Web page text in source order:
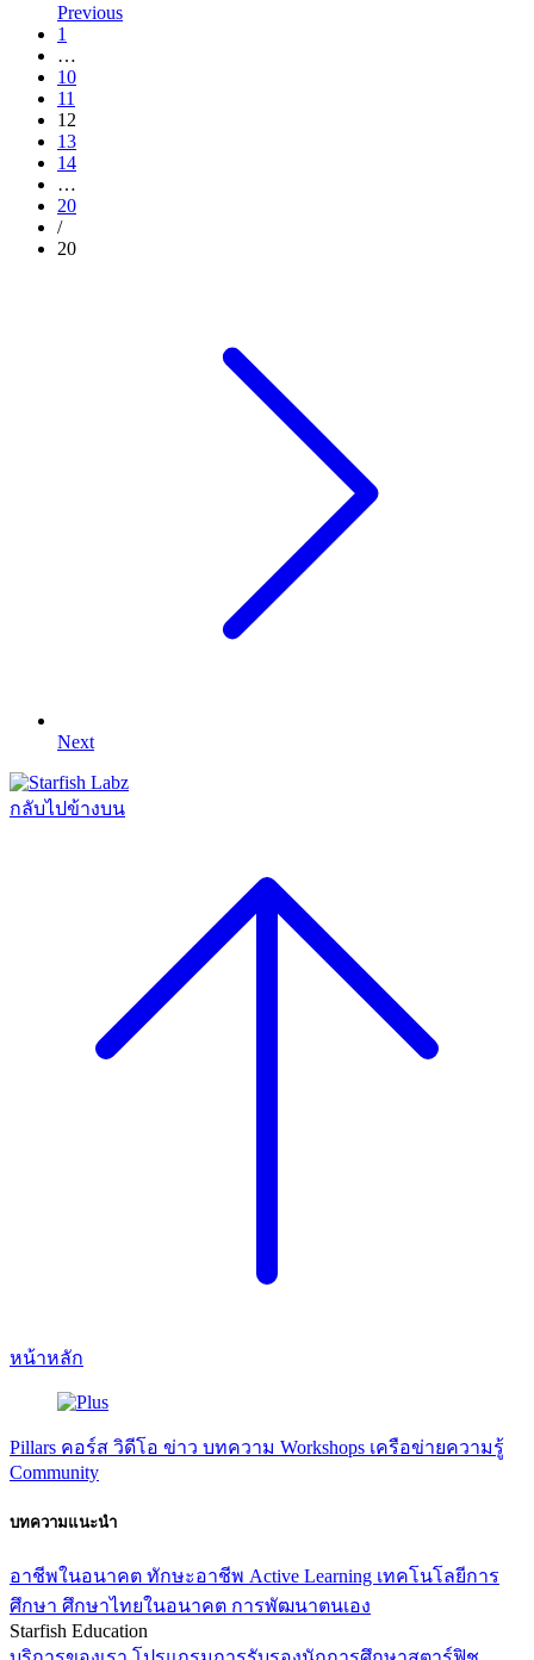
Previous
1
…
10
11
12
13
14
…
20
/
20
Next
กลับไปข้างบน
หน้าหลัก
Pillars คอร์ส วิดีโอ ข่าว บทความ Workshops เครือข่ายความรู้
Community
บทความแนะนำ
อาชีพในอนาคต ทักษะอาชีพ Active Learning เทคโนโลยีการ
ศึกษา ศึกษาไทยในอนาคต การพัฒนาตนเอง
Starfish Education